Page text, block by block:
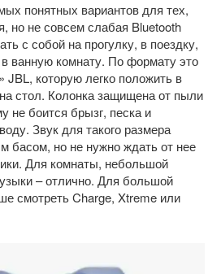
понятных вариантов для тех,
но не совсем слабая Bluetooth
с собой на прогулку, в поездку,
ванную комнату. По формату это
JBL, которую легко положить в
стол. Колонка защищена от пыли
не боится брызг, песка и
Звук для такого размера
басом, но не нужно ждать от нее
Для комнаты, небольшой
– отлично. Для большой
смотреть Charge, Xtreme или